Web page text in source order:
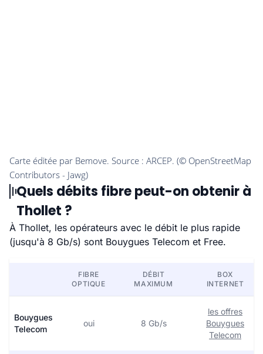
Quels débits fibre peut-on obtenir à
Thollet ?
À Thollet, les opérateurs avec le débit le plus rapide
(jusqu'à 8 Gb/s) sont Bouygues Telecom et Free.
FIBRE
OPTIQUE
DÉBIT
MAXIMUM
BOX
INTERNET
Bouygues
Telecom
oui 8 Gb/s
les offres
Bouygues
Telecom